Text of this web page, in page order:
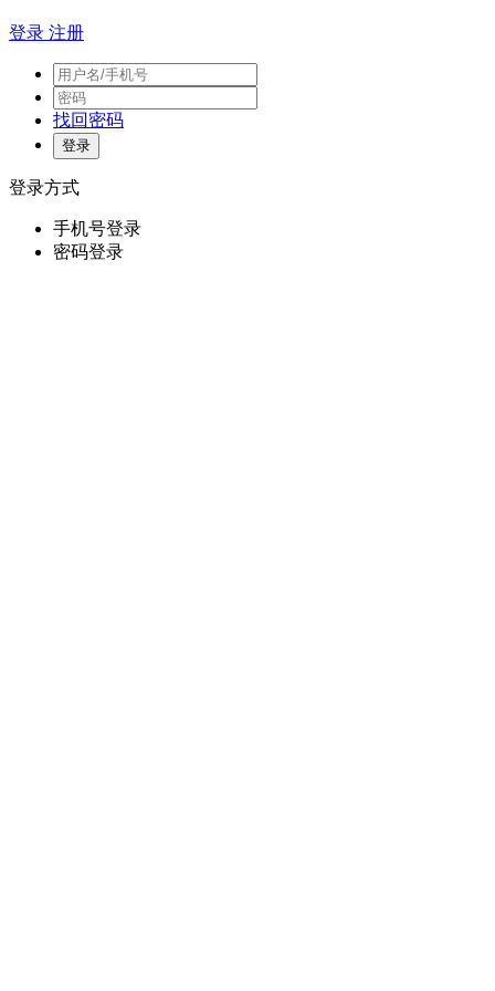
登录 注册
找回密码
登录方式
手机号登录
密码登录